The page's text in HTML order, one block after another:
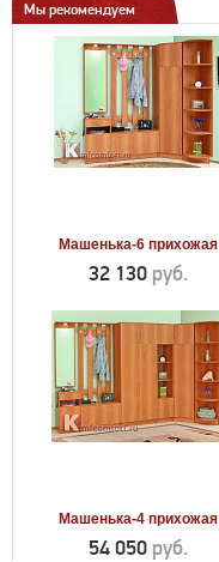
Мы рекомендуем
Машенька-6 прихожая
32 130 руб.
Машенька-4 прихожая
54 050 руб.